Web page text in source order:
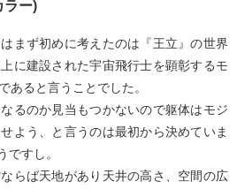
ラー)
まず初めに考えたのは『王立』の世界
に建設された宇宙飛行士を顕彰するモ
あると言うことでした。
るのか見当もつかないので躯体はモジ
よう、と言うのは最初から決めていま
ですし。
らば天地があり天井の高さ、空間の広